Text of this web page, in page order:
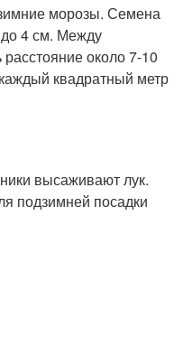
морозы. Семена
4 см. Между
около 7-10
квадратный метр
высаживают лук.
подзимней посадки